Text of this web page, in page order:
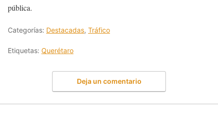
pública.
Categorías: Destacadas, Tráfico
Etiquetas: Querétaro
Deja un comentario